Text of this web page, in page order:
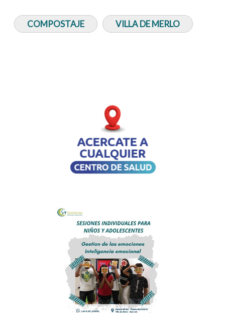
COMPOSTAJE VILLA DE MERLO